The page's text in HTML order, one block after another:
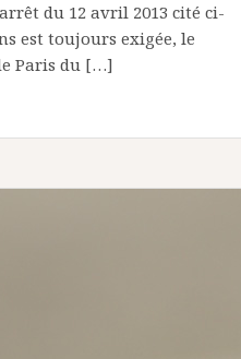
du 12 avril 2013 cité ci-
est toujours exigée, le
Paris du […]